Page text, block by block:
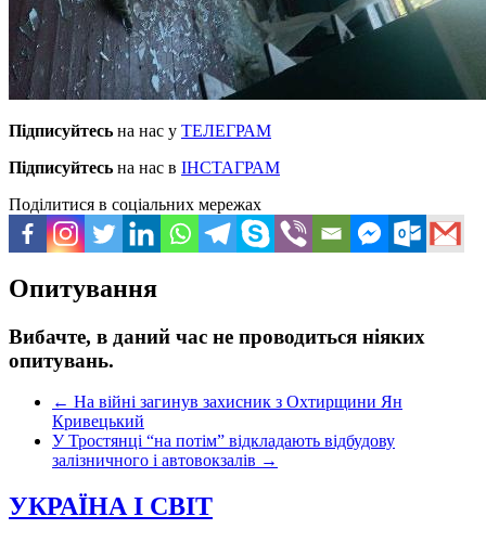
Підписуйтесь на нас у ТЕЛЕГРАМ
Підписуйтесь на нас в ІНСТАГРАМ
Поділитися в соціальних мережах
Опитування
Вибачте, в даний час не проводиться ніяких
опитувань.
← На війні загинув захисник з Охтирщини Ян
Кривецький
У Тростянці “на потім” відкладають відбудову
залізничного і автовокзалів →
УКРАЇНА І СВІТ